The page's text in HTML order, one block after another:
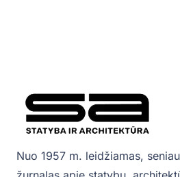
Nuo 1957 m. leidžiamas,